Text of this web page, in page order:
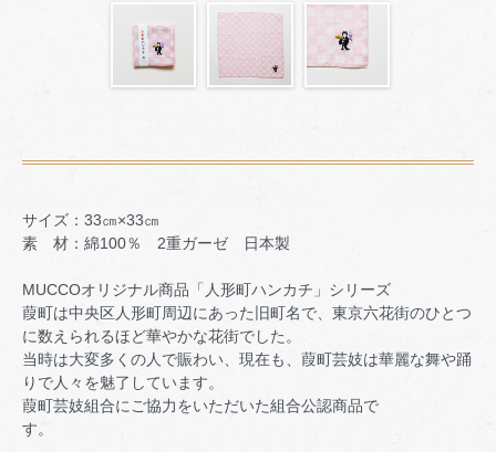
サイズ：33㎝×33㎝
素 材：綿100％ 2重ガーゼ 日本製
MUCCOオリジナル商品「人形町ハンカチ」シリーズ
葭町は中央区人形町周辺にあった旧町名で、東京六花街のひとつ
に数えられるほど華やかな花街でした。
当時は大変多くの人で賑わい、現在も、葭町芸妓は華麗な舞や踊
りで人々を魅了しています。
葭町芸妓組合にご協力をいただいた組合公認商品で
す。